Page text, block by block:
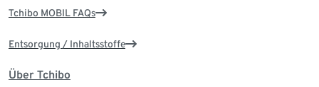
Tchibo MOBIL FAQs
Entsorgung / Inhaltsstoffe
Über Tchibo